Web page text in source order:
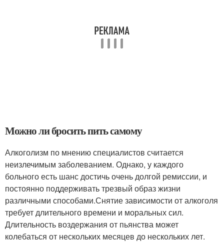
Можно ли бросить пить самому
Алкоголизм по мнению специалистов считается
неизлечимым заболеванием. Однако, у каждого
больного есть шанс достичь очень долгой ремиссии, и
постоянно поддерживать трезвый образ жизни
различными способами.Снятие зависимости от алкоголя
требует длительного времени и моральных сил.
Длительность воздержания от пьянства может
колебаться от нескольких месяцев до нескольких лет.